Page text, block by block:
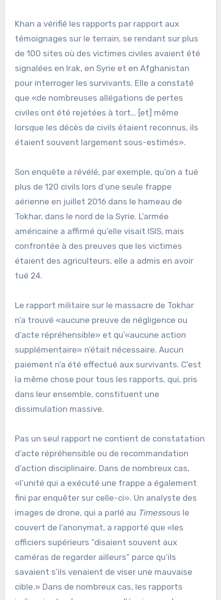
Khan a vérifié les rapports par rapport aux
témoignages sur le terrain, se rendant sur plus
de 100 sites où des victimes civiles avaient été
signalées en Irak, en Syrie et en Afghanistan
pour interroger les survivants. Elle a constaté
que «de nombreuses allégations de pertes
civiles ont été rejetées à tort… [et] même
lorsque les décès de civils étaient reconnus, ils
étaient souvent largement sous-estimés».
Son enquête a révélé, par exemple, qu’on a tué
plus de 120 civils lors d’une seule frappe
aérienne en juillet 2016 dans le hameau de
Tokhar, dans le nord de la Syrie. L’armée
américaine a affirmé qu’elle visait ISIS, mais
confrontée à des preuves que les victimes
étaient des agriculteurs, elle a admis en avoir
tué 24.
Le rapport militaire sur le massacre de Tokhar
n’a trouvé «aucune preuve de négligence ou
d’acte répréhensible» et qu’«aucune action
supplémentaire» n’était nécessaire. Aucun
paiement n’a été effectué aux survivants. C’est
la même chose pour tous les rapports, qui, pris
dans leur ensemble, constituent une
dissimulation massive.
Pas un seul rapport ne contient de constatation
d’acte répréhensible ou de recommandation
d’action disciplinaire. Dans de nombreux cas,
«l’unité qui a exécuté une frappe a également
fini par enquêter sur celle-ci». Un analyste des
images de drone, qui a parlé au Timessous le
couvert de l’anonymat, a rapporté que «les
officiers supérieurs “disaient souvent aux
caméras de regarder ailleurs” parce qu’ils
savaient s’ils venaient de viser une mauvaise
cible.» Dans de nombreux cas, les rapports